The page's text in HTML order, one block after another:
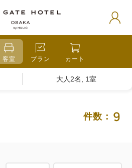
客室 プラン カート
大人2名, 1室
件数： 9